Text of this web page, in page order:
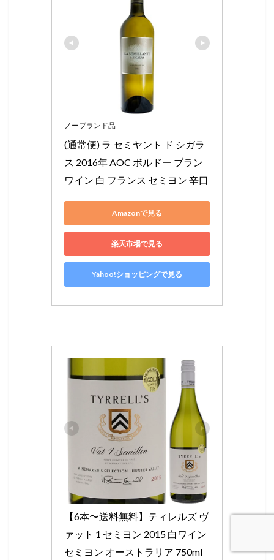
ノーブランド品
(通常便) ラ セミヤント ド シガラ
ス 2016年 AOC ボルドー ブラン
ワイン 白 フランス セミヨン 辛口
Amazonで見る
楽天市場で見る
Yahoo!ショッピングで見る
【6本〜送料無料】ティレルズ ヴ
ァット 1 セミヨン 2015 白ワイン
セミヨン オーストラリア 750ml